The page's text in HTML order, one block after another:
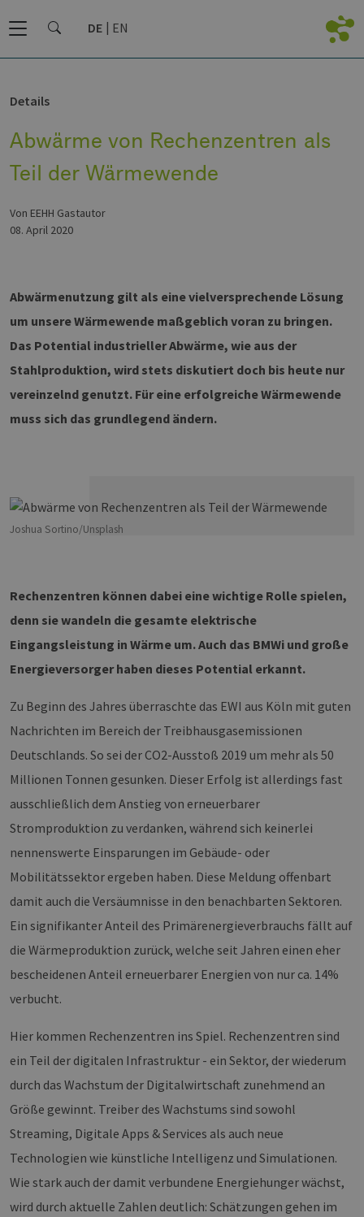
DE EN
Details
Abwärme von Rechenzentren als
Teil der Wärmewende
Abwärmenutzung gilt als eine vielversprechende Lösung
um unsere Wärmewende maßgeblich voran zu bringen.
Das Potential industrieller Abwärme, wie aus der
Stahlproduktion, wird stets diskutiert doch bis heute nur
vereinzelnd genutzt. Für eine erfolgreiche Wärmewende
muss sich das grundlegend ändern.
Joshua Sortino/Unsplash
Rechenzentren können dabei eine wichtige Rolle spielen,
denn sie wandeln die gesamte elektrische
Eingangsleistung in Wärme um. Auch das BMWi und große
Energieversorger haben dieses Potential erkannt.
Zu Beginn des Jahres überraschte das EWI aus Köln mit guten
Nachrichten im Bereich der Treibhausgasemissionen
Deutschlands. So sei der CO2-Ausstoß 2019 um mehr als 50
Millionen Tonnen gesunken. Dieser Erfolg ist allerdings fast
ausschließlich dem Anstieg von erneuerbarer
Stromproduktion zu verdanken, während sich keinerlei
nennenswerte Einsparungen im Gebäude- oder
Mobilitätssektor ergeben haben. Diese Meldung offenbart
damit auch die Versäumnisse in den benachbarten Sektoren.
Ein signifikanter Anteil des Primärenergieverbrauchs fällt auf
die Wärmeproduktion zurück, welche seit Jahren einen eher
bescheidenen Anteil erneuerbarer Energien von nur ca. 14%
verbucht.
Hier kommen Rechenzentren ins Spiel. Rechenzentren sind
ein Teil der digitalen Infrastruktur - ein Sektor, der wiederum
durch das Wachstum der Digitalwirtschaft zunehmend an
Größe gewinnt. Treiber des Wachstums sind sowohl
Streaming, Digitale Apps & Services als auch neue
Technologien wie künstliche Intelligenz und Simulationen.
Wie stark auch der damit verbundene Energiehunger wächst,
wird durch aktuelle Zahlen deutlich: Schätzungen gehen im
von EEHH Gastautor
08. April 2020